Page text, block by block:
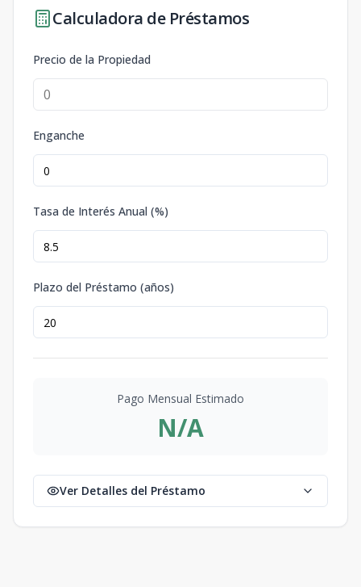
Calculadora de Préstamos
Precio de la Propiedad
Enganche
Tasa de Interés Anual (%)
Plazo del Préstamo (años)
Pago Mensual Estimado
N/A
Ver Detalles del Préstamo